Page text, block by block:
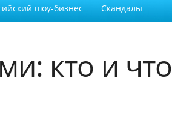
шоу-бизнес Скандалы
кто и что